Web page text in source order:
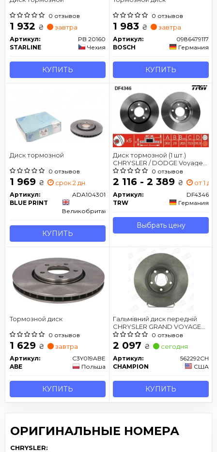
0 отзывов
1 932 ₴ завтра
Артикул:
PB 20160
STARLINE
Чехия
КУПИТЬ
0 отзывов
1 983 ₴ завтра
Артикул:
0986479117
BOSCH
Германия
КУПИТЬ
Диск тормозной
0 отзывов
1 969 ₴ срок 2 дн.
Артикул:
ADA104301
BLUE PRINT
Великобритания
КУПИТЬ
Диск тормозной (1 шт.)
CHRYSLER / DODGE Voyager /
Caravan передняя сторона D
= 302mm 00-08
0 отзывов
2 116 - 2 389 ₴ от 1 дн.
Артикул:
DF4346
TRW
Германия
Выбрать цену
Тормозной диск
0 отзывов
1 629 ₴ завтра
Артикул:
C3Y019ABE
ABE
Польша
КУПИТЬ
Гальмівний диск передній
CHRYSLER GRAND VOYAGER,
VOYAGER/ DODGE CARAVAN/
FIAT FREEMONT
0 отзывов
2 097 ₴ сегодня
Артикул:
562292CH
CHAMPION
США
КУПИТЬ
ОРИГИНАЛЬНЫЕ НОМЕРА
CHRYSLER: